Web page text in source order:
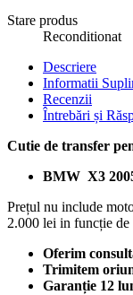
Stare produs
Reconditionat
Descriere
Informatii
Recenzii
Întrebări și
Cutie de transfer
BMW X3
Prețul nu include
2.000 lei in funcție
Oferim
Trimitem
Garanție 12